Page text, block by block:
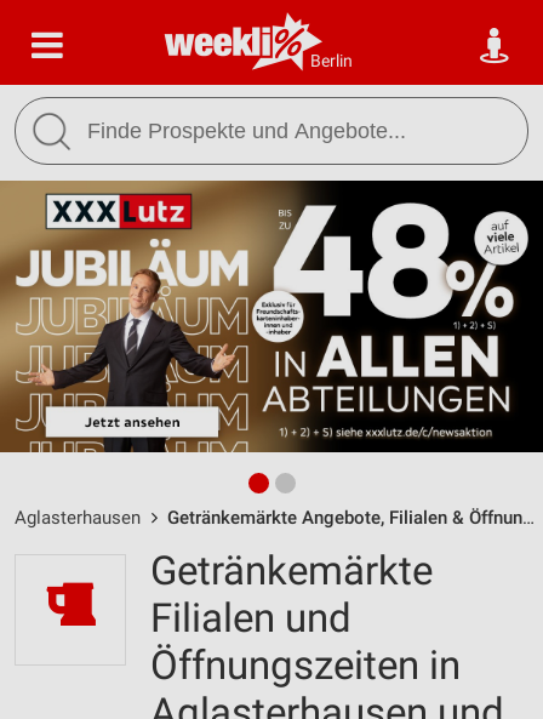
Berlin
Aglasterhausen Getränkemärkte Angebote, Filialen & Öffnungszeiten
Getränkemärkte
Filialen und
Öffnungszeiten in